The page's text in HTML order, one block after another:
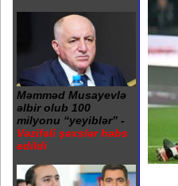
Məmməd Musayevlə
əlbir olub 100
milyonu “yeyiblər” -
Vəzifəli şəxslər həbs
edildi